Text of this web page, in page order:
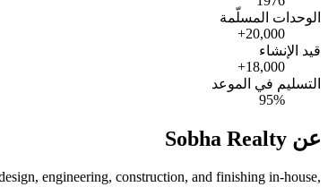
الوحدات المسلّمة
20,000
+
قيد الإنشاء
18,000
+
التسليم في الموعد
95%
عن Sobha Realty
engineering, construction, and finishing in-house,